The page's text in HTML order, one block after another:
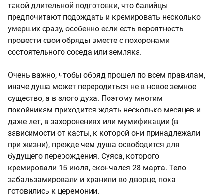
такой длительной подготовки, что балийцы
предпочитают подождать и кремировать несколько
умерших сразу, особенно если есть вероятность
провести свои обряды вместе с похоронами
состоятельного соседа или земляка.
Очень важно, чтобы обряд прошел по всем правилам,
иначе душа может переродиться не в новое земное
существо, а в злого духа. Поэтому многим
покойникам приходится ждать несколько месяцев и
даже лет, в захоронениях или мумификации (в
зависимости от касты, к которой они принадлежали
при жизни), прежде чем душа освободится для
будущего перерождения. Суяса, которого
кремировали 15 июля, скончался 28 марта. Тело
забальзамировали и хранили во дворце, пока
готовились к церемонии.